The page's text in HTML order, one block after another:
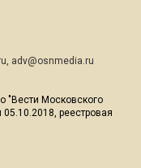
, adv@osnmedia.ru
"Вести Московского
реестровая